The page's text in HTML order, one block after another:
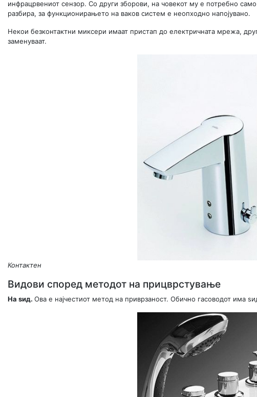
инфрацрвениот сензор. Со други зборови, на човекот му е потребно
разбира, за функционирањето на ваков систем е неопходно напојувано.
Некои безконтактни миксери имаат пристап до електричната мрежа,
заменуваат.
Контактен
Видови според методот на прицврстување
На ѕид. Ова е најчестиот метод на приврзаност. Обично гасоводот има